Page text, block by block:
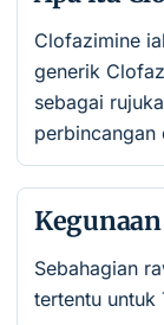
Clofazimine
generik
sebagai
perbincangan
Kegunaan
Sebahagian
tertentu untuk